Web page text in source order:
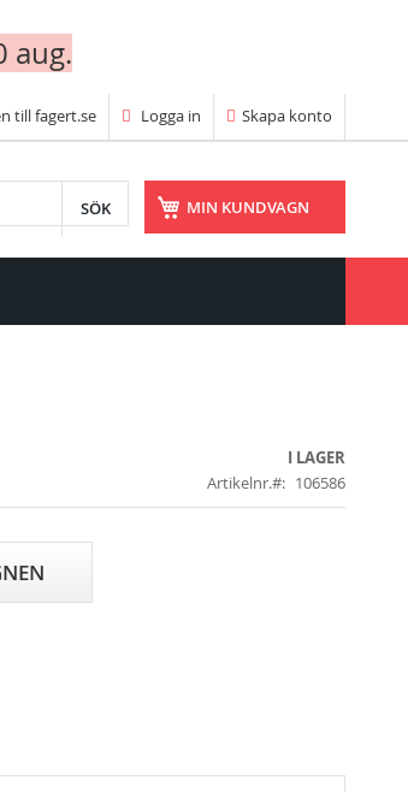
aug.
till fagert.se Logga in Skapa konto
MIN KUNDVAGN
I LAGER
Artikelnr.
106586